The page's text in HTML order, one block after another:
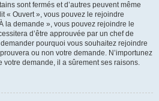
sont fermés et d’autres peuvent même
« Ouvert », vous pouvez le rejoindre
la demande », vous pouvez rejoindre le
d’être approuvée par un chef de
pourquoi vous souhaitez rejoindre
ou non votre demande. N’importunez
votre demande, il a sûrement ses raisons.